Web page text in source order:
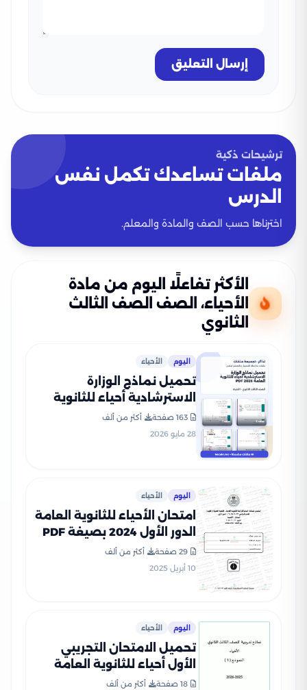
إرسال التعليق
ترشيحات ذكية
ملفات تساعدك تكمل نفس
الدرس
اخترناها حسب الصف والمادة والمعلم.
الأكثر تفاعلًا اليوم من مادة
الأحياء، الصف الصف الثالث
الثانوي
اليوم الأحياء
تحميل نماذج الوزارة
الاسترشادية أحياء للثانوية
العامة 2026 PDF
163 صفحة
أكثر من ألف
28 مايو 2026
اليوم الأحياء
امتحان الأحياء للثانوية العامة
الدور الأول 2024 بصيغة PDF
بالإجابات الرسمية
29 صفحة
أكثر من ألف
10 أبريل 2025
اليوم الأحياء
تحميل الامتحان التجريبي
الأول أحياء للثانوية العامة
2026 من نماذج وزارة التربية
18 صفحة
أكثر من ألف